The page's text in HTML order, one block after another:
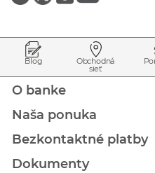
Blog Obchodná
sieť
O banke
Naša ponuka
Bezkontaktné platby
Dokumenty